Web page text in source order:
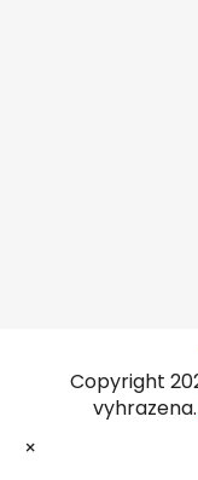
Copyright
vyhrazena.
×